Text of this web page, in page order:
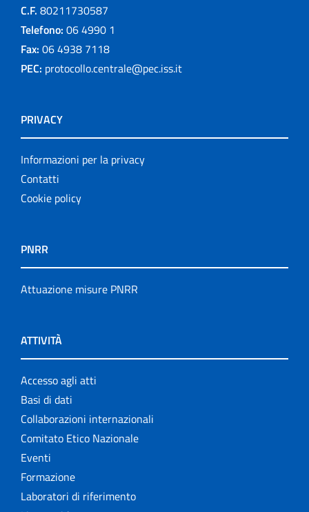
C.F. 80211730587
Telefono: 06 4990 1
Fax: 06 4938 7118
PEC: protocollo.centrale@pec.iss.it
PRIVACY
Informazioni per la privacy
Contatti
Cookie policy
PNRR
Attuazione misure PNRR
ATTIVITÀ
Accesso agli atti
Basi di dati
Collaborazioni internazionali
Comitato Etico Nazionale
Eventi
Formazione
Laboratori di riferimento